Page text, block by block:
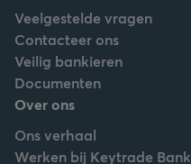
Veelgestelde vragen
Contacteer ons
Veilig bankieren
Documenten
Over ons
Ons verhaal
Werken bij Keytrade Bank